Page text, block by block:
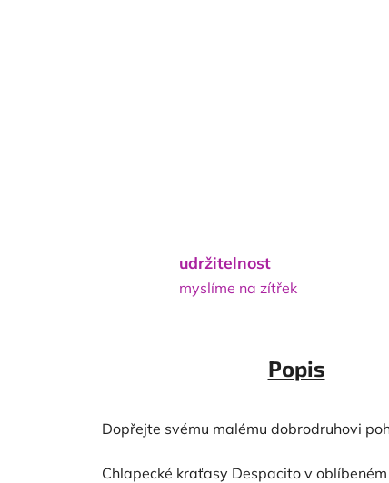
udržitelnost
myslíme na zítřek
Popis
Dopřejte svému malému dobrodruhovi
Chlapecké kraťasy Despacito v